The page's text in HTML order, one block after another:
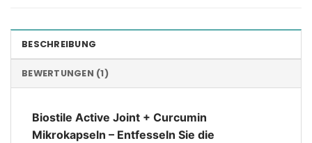
BESCHREIBUNG
BEWERTUNGEN (1)
Biostile Active Joint + Curcumin
Mikrokapseln – Entfesseln Sie die